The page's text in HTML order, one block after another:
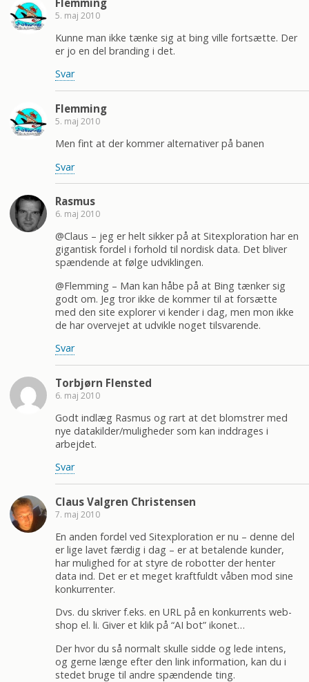
5. maj 2010
Kunne man ikke tænke sig at bing ville fortsætte. Der
er jo en del branding i det.
Svar
Flemming
5. maj 2010
Men fint at der kommer alternativer på banen
Svar
Rasmus
6. maj 2010
@Claus – jeg er helt sikker på at Sitexploration har en
gigantisk fordel i forhold til nordisk data. Det bliver
spændende at følge udviklingen.
@Flemming – Man kan håbe på at Bing tænker sig
godt om. Jeg tror ikke de kommer til at forsætte
med den site explorer vi kender i dag, men mon ikke
de har overvejet at udvikle noget tilsvarende.
Svar
Torbjørn Flensted
6. maj 2010
Godt indlæg Rasmus og rart at det blomstrer med
nye datakilder/muligheder som kan inddrages i
arbejdet.
Svar
Claus Valgren Christensen
7. maj 2010
En anden fordel ved Sitexploration er nu – denne del
er lige lavet færdig i dag – er at betalende kunder,
har mulighed for at styre de robotter der henter
data ind. Det er et meget kraftfuldt våben mod sine
konkurrenter.
Dvs. du skriver f.eks. en URL på en konkurrents web-
shop el. li. Giver et klik på “AI bot” ikonet…
Der hvor du så normalt skulle sidde og lede intens,
og gerne længe efter den link information, kan du i
stedet bruge til andre spændende ting.